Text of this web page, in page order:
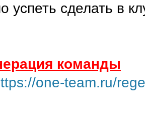
успеть сделать в
команды
one-team.ru/